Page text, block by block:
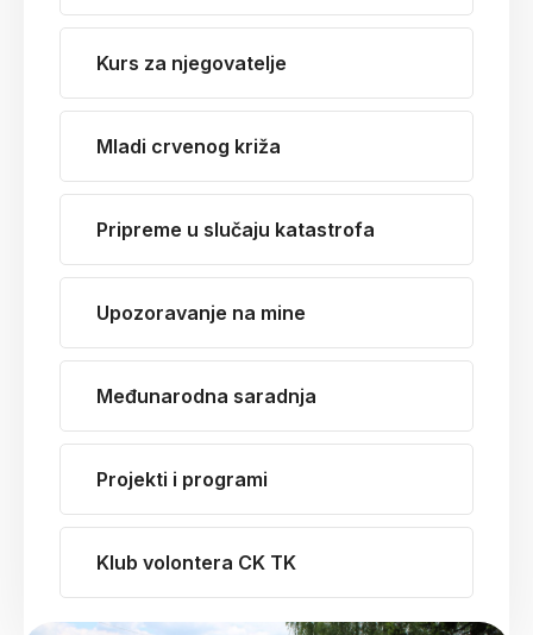
Kurs za njegovatelje
Mladi crvenog križa
Pripreme u slučaju katastrofa
Upozoravanje na mine
Međunarodna saradnja
Projekti i programi
Klub volontera CK TK